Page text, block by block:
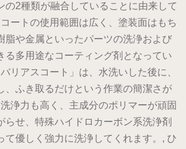
の2種類が融合していることに由来して
ートの使用範囲は広く、塗装面はもち
脂や金属といったパーツの洗浄および
る多用途なコーティング剤となってい
リアスコート」は、水洗いした後に、
、ふき取るだけという作業の簡潔さが
浄力も高く、主成分のポリマーが頑固
らせ、特殊ハイドロカーボン系洗浄剤
て優しく強力に洗浄してくれます。, ひ